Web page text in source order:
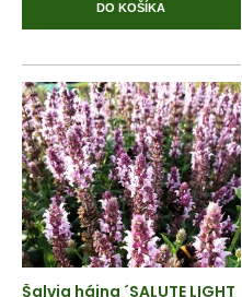
DO KOŠÍKA
Šalvia hájna ´SALUTE LIGHT